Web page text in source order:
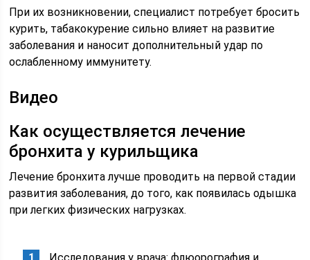
При их возникновении, специалист потребует бросить
курить, табакокурение сильно влияет на развитие
заболевания и наносит дополнительный удар по
ослабленному иммунитету.
Видео
Как осуществляется лечение
бронхита у курильщика
Лечение бронхита лучше проводить на первой стадии
развития заболевания, до того, как появилась одышка
при легких физических нагрузках.